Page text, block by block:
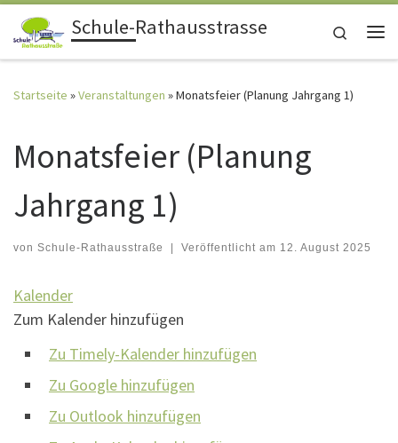
Zum Inhalt springen
Schule-Rathausstrasse
Search
Startseite »Veranstaltungen »Monatsfeier (Planung Jahrgang 1)
Monatsfeier (Planung
Jahrgang 1)
von Schule-Rathausstraße | Veröffentlicht am 12. August 2025
Kalender
Zum Kalender hinzufügen
Zu Timely-Kalender hinzufügen
Zu Google hinzufügen
Zu Outlook hinzufügen